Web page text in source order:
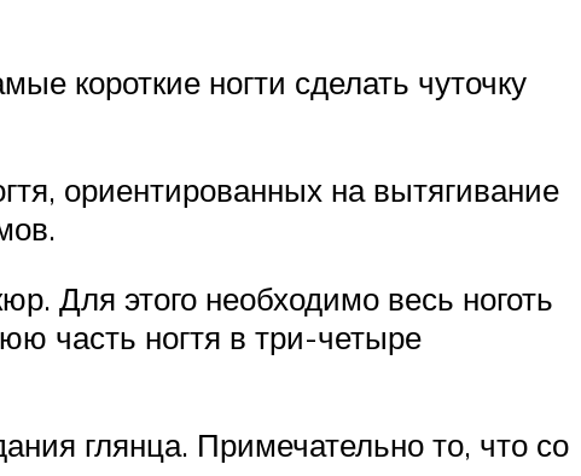
короткие ногти сделать чуточку
ориентированных на вытягивание
Для этого необходимо весь ноготь
часть ногтя в три-четыре
глянца. Примечательно то, что со